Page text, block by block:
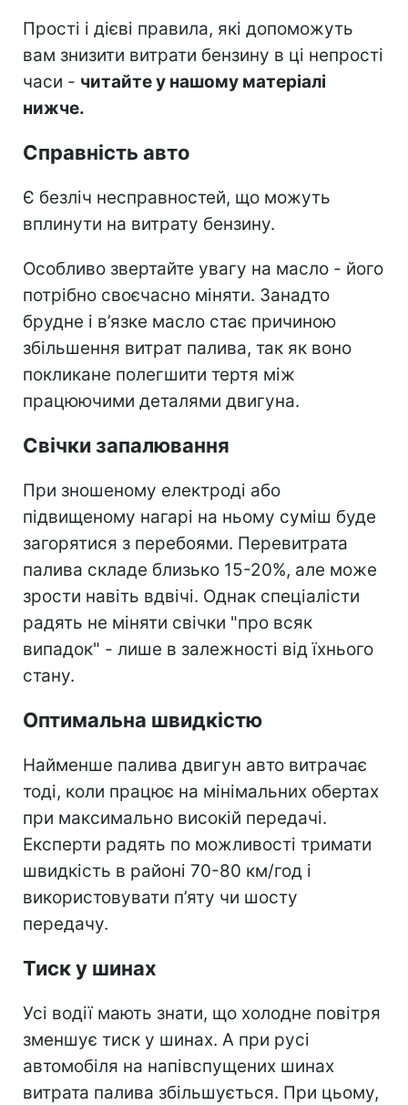
Прості і дієві правила, які допоможуть
вам знизити витрати бензину в ці непрості
часи - читайте у нашому матеріалі
нижче.
Справність авто
Є безліч несправностей, що можуть
вплинути на витрату бензину.
Особливо звертайте увагу на масло - його
потрібно своєчасно міняти. Занадто
брудне і в’язке масло стає причиною
збільшення витрат палива, так як воно
покликане полегшити тертя між
працюючими деталями двигуна.
Свічки запалювання
При зношеному електроді або
підвищеному нагарі на ньому суміш буде
загорятися з перебоями. Перевитрата
палива складе близько 15-20%, але може
зрости навіть вдвічі. Однак спеціалісти
радять не міняти свічки "про всяк
випадок" - лише в залежності від їхнього
стану.
Оптимальна швидкістю
Найменше палива двигун авто витрачає
тоді, коли працює на мінімальних обертах
при максимально високій передачі.
Експерти радять по можливості тримати
швидкість в районі 70-80 км/год і
використовувати п’яту чи шосту
передачу.
Тиск у шинах
Усі водії мають знати, що холодне повітря
зменшує тиск у шинах. А при русі
автомобіля на напівспущених шинах
витрата палива збільшується. При цьому,